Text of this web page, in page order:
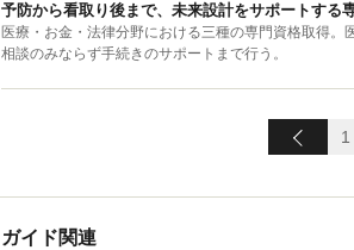
予防から看取り後まで、未来設計をサポートする
医療・お金・法律分野における三種の専門資格取得。
相談のみならず手続きのサポートまで行う。
1
ガイド関連